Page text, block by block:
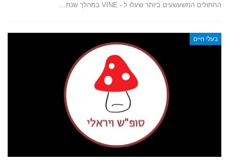
החתולים המשעשעים ביותר שעלו ל - VINE במהלך שנת…
בעלי חיים